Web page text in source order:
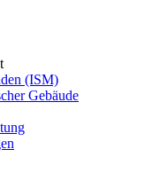
(ISM)
Gebäude